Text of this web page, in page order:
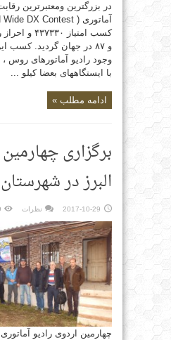
در بزرگترین و‌معتبرترین
و ۸۷ در جهان گردید. کسب
وجود رادیو آماتورهای روس
با ایستگاههای بعضا کیلو ...
ادامه مطلب »
برگزاری
البرز در
2017-10-29 نظرات
چهارمین اردوی رادیو